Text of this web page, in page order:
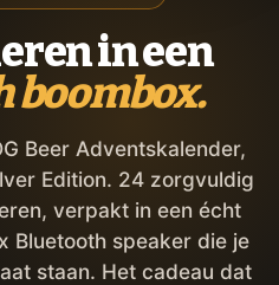
in een
boombox.
Beer Adventskalender,
Edition. 24 zorgvuldig
verpakt in een écht
Bluetooth speaker die je
staan. Het cadeau dat